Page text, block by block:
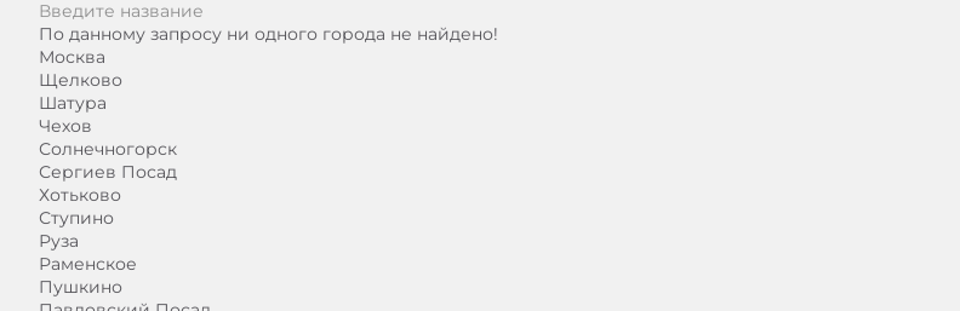
По данному запросу ни одного города не найдено!
Москва
Щелково
Шатура
Чехов
Солнечногорск
Сергиев Посад
Хотьково
Ступино
Руза
Раменское
Пушкино